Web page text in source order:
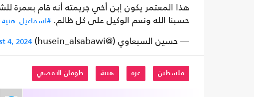
هذا المعتمر يكون إبن أخي جريمته أنه قام بعمرة
حسبنا الله ونعم الوكيل على كل ظالم. #اسماعيل_هنية
— حسين السبعاوي (@husein_alsabawi) 4, 2024
فلسطين غزة هنية طوفان الاقصي